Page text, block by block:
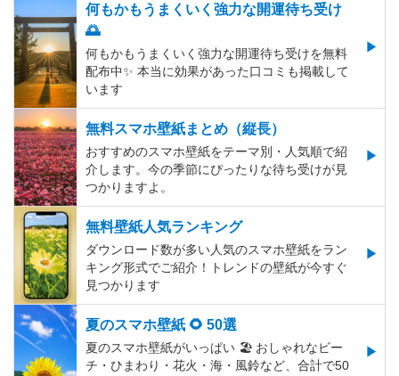
何もかもうまくいく強力な開運待ち受け
🌅
何もかもうまくいく強力な開運待ち受けを無料
配布中✨️ 本当に効果があった口コミも掲載して
います
無料スマホ壁紙まとめ（縦長）
おすすめのスマホ壁紙をテーマ別・人気順で紹
介します。今の季節にぴったりな待ち受けが見
つかりますよ。
無料壁紙人気ランキング
ダウンロード数が多い人気のスマホ壁紙をラン
キング形式でご紹介！トレンドの壁紙が今すぐ
見つかります
夏のスマホ壁紙 🌻 50選
夏のスマホ壁紙がいっぱい 🏖 おしゃれなビー
チ・ひまわり・花火・海・風鈴など、合計で50